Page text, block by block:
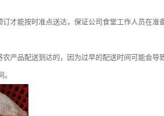
才能按时准点送达，保证公司食堂工作人员在准
产品配送到达的，因为过早的配送时间可能会导